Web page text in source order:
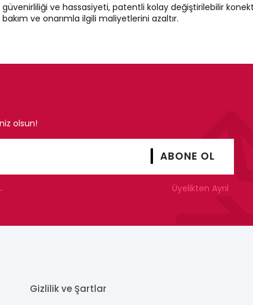
ve hassasiyeti, patentli kolay değiştirilebilir
ve onarımla ilgili maliyetlerini azaltır.
olsun!
Üyelikten Ayrıl
Gizlilik ve Şartlar